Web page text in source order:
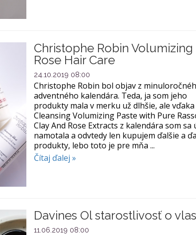
Christophe Robin Volumizing
Rose Hair Care
24.10.2019 08:00
Christophe Robin bol objav z
adventného kalendára. Teda, ja som jeho
produkty mala v merku už dlhšie, ale vďaka
Cleansing Volumizing Paste with Pure
Clay And Rose Extracts z kalendára som sa
namotala a odvtedy len kupujem ďalšie a
produkty, lebo toto je pre mňa ...
Čítaj ďalej »
Davines Ol starostlivosť o
11.06.2019 08:00